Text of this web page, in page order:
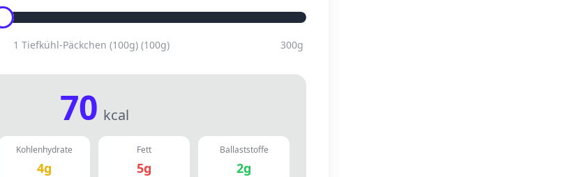
1 Tiefkühl-Päckchen (100g) (100g) 300g
70 kcal
Kohlenhydrate
4g
Fett
5g
Ballaststoffe
2g